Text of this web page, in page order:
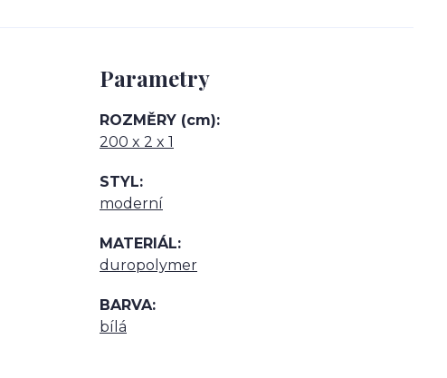
Parametry
ROZMĚRY (cm)
200 x 2 x 1
STYL
moderní
MATERIÁL
duropolymer
BARVA
bílá